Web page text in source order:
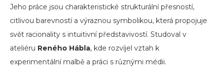
Jeho práce jsou charakteristické strukturální přesností,
citlivou barevností a výraznou symbolikou, která propojuje
svět racionality s intuitivní představivostí. Studoval v
ateliéru Reného Hábla, kde rozvíjel vztah k
experimentální malbě a práci s různými médii.